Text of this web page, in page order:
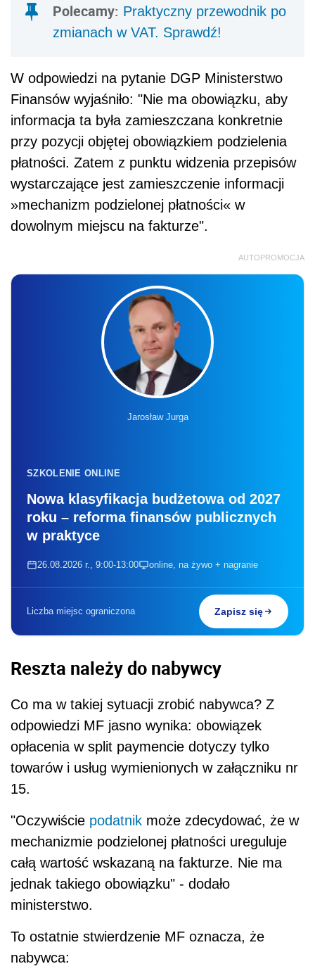
Polecamy: Praktyczny przewodnik po
zmianach w VAT. Sprawdź!
W odpowiedzi na pytanie DGP Ministerstwo
Finansów wyjaśniło: "Nie ma obowiązku, aby
informacja ta była zamieszczana konkretnie
przy pozycji objętej obowiązkiem podzielenia
płatności. Zatem z punktu widzenia przepisów
wystarczające jest zamieszczenie informacji
»mechanizm podzielonej płatności« w
dowolnym miejscu na fakturze".
AUTOPROMOCJA
Jarosław Jurga
SZKOLENIE ONLINE
Nowa klasyfikacja budżetowa od 2027
roku – reforma finansów publicznych
w praktyce
26.08.2026 r., 9:00-13:00 online, na żywo + nagranie
Liczba miejsc ograniczona Zapisz się
Reszta należy do nabywcy
Co ma w takiej sytuacji zrobić nabywca? Z
odpowiedzi MF jasno wynika: obowiązek
opłacenia w split paymencie dotyczy tylko
towarów i usług wymienionych w załączniku nr
15.
"Oczywiście podatnik może zdecydować, że w
mechanizmie podzielonej płatności ureguluje
całą wartość wskazaną na fakturze. Nie ma
jednak takiego obowiązku" - dodało
ministerstwo.
To ostatnie stwierdzenie MF oznacza, że
nabywca: